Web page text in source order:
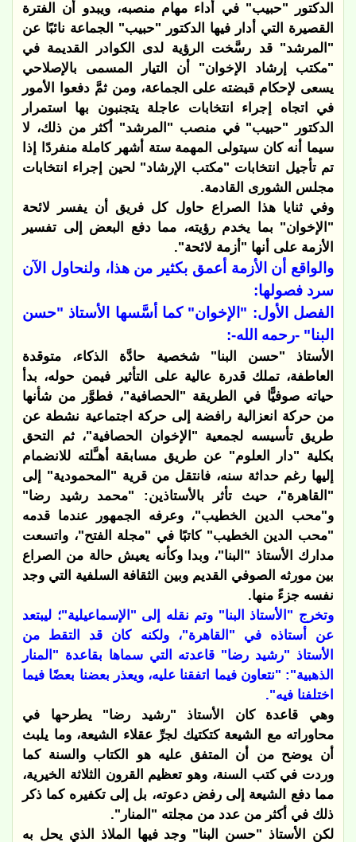
الدكتور "حبيب" في أداء مهام منصبه، ويبدو أن الفترة
القصيرة التي أدار فيها الدكتور "حبيب" الجماعة نائبًا عن
"المرشد" قد رسَّخت الرؤية لدى الكوادر القديمة في
"مكتب إرشاد الإخوان" أن التيار المسمى بالإصلاحي
يسعى لإحكام قبضته على الجماعة، ومن ثمَّ دفعوا الأمور
في اتجاه إجراء انتخابات عاجلة يتجنبون بها استمرار
الدكتور "حبيب" في منصب "المرشد" أكثر من ذلك، لا
سيما أنه كان سيتولى المهمة ستة أشهر كاملة منفردًا إذا
تم تأجيل انتخابات "مكتب الإرشاد" لحين إجراء انتخابات
مجلس الشورى القادمة.
وفي ثنايا هذا الصراع حاول كل فريق أن يفسر لائحة
"الإخوان" بما يخدم رؤيته، مما دفع البعض إلى تفسير
الأزمة على أنها "أزمة لائحة".
والواقع أن الأزمة أعمق بكثير من هذا، ولنحاول الآن
سرد فصولها:
الفصل الأول: "الإخوان" كما أسَّسها الأستاذ "حسن
البنا" -رحمه الله-:
الأستاذ "حسن البنا" شخصية حادَّة الذكاء، متوقدة
العاطفة، تملك قدرة عالية على التأثير فيمن حوله، بدأ
حياته صوفيًّا في الطريقة "الحصافية"، فطوَّر من شأنها
من حركة انعزالية رافضة إلى حركة اجتماعية نشطة عن
طريق تأسيسه لجمعية "الإخوان الحصافية"، ثم التحق
بكلية "دار العلوم" عن طريق مسابقة أهـَّلته للانضمام
إليها رغم حداثة سنه، فانتقل من قرية "المحمودية" إلى
"القاهرة"، حيث تأثر بالأستاذين: "محمد رشيد رضا"
و"محب الدين الخطيب"، وعرفه الجمهور عندما قدمه
"محب الدين الخطيب" كاتبًا في "مجلة الفتح"، واتسعت
مدارك الأستاذ "البنا"، وبدا وكأنه يعيش حالة من الصراع
بين مورثه الصوفي القديم وبين الثقافة السلفية التي وجد
نفسه جزءً منها.
وتخرج "الأستاذ البنا" وتم نقله إلى "الإسماعيلية"؛ ليبتعد
عن أستاذه في "القاهرة"، ولكنه كان قد التقط من
الأستاذ "رشيد رضا" قاعدته التي سماها بقاعدة "المنار
الذهبية": "نتعاون فيما اتفقنا عليه، ويعذر بعضنا بعضًا فيما
اختلفنا فيه".
وهي قاعدة كان الأستاذ "رشيد رضا" يطرحها في
محاوراته مع الشيعة كتكتيك لجرِّ عقلاء الشيعة، وما يلبث
أن يوضح من أن المتفق عليه هو الكتاب والسنة كما
وردت في كتب السنة، وهو تعظيم القرون الثلاثة الخيرية،
مما دفع الشيعة إلى رفض دعوته، بل إلى تكفيره كما ذكر
ذلك في أكثر من عدد من مجلته "المنار".
لكن الأستاذ "حسن البنا" وجد فيها الملاذ الذي يحل به